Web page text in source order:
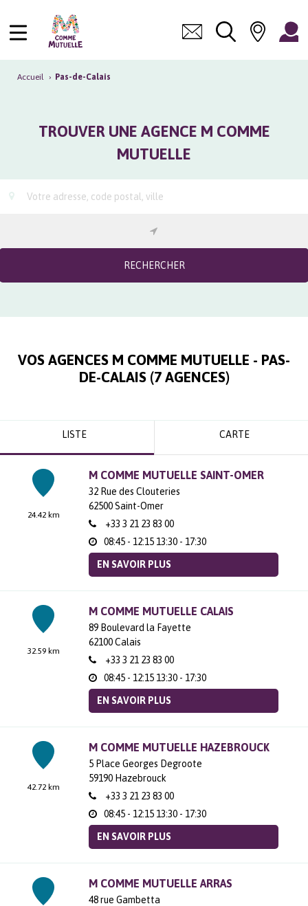
Accueil › Pas-de-Calais
TROUVER UNE AGENCE M COMME
MUTUELLE
RECHERCHER
VOS AGENCES M COMME MUTUELLE - PAS-
DE-CALAIS (7 AGENCES)
LISTE CARTE
24.42 km
M COMME MUTUELLE SAINT-OMER
32 Rue des Clouteries
62500Saint-Omer
+33 3 21 23 83 00
08:45 - 12:15 13:30 - 17:30
EN SAVOIR PLUS
32.59 km
M COMME MUTUELLE CALAIS
89 Boulevard la Fayette
62100Calais
+33 3 21 23 83 00
08:45 - 12:15 13:30 - 17:30
EN SAVOIR PLUS
42.72 km
M COMME MUTUELLE HAZEBROUCK
5 Place Georges Degroote
59190 Hazebrouck
+33 3 21 23 83 00
08:45 - 12:15 13:30 - 17:30
EN SAVOIR PLUS
M COMME MUTUELLE ARRAS
48 rue Gambetta